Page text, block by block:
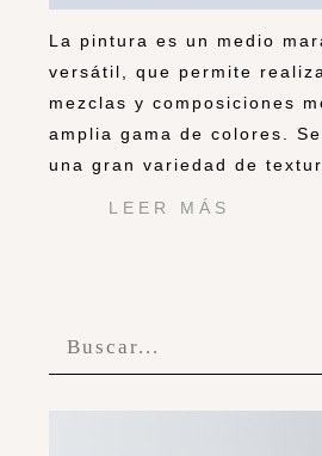
La pintura es un medio
versátil, que permite
mezclas y composiciones
amplia gama de colores.
una gran variedad de
LEER MÁS